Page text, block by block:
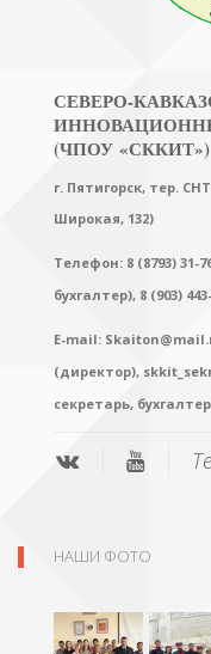
СЕВЕРО-
(ЧПОУ «СККИТ»)
г. Пятигорск, тер.
Широкая, 132)
Телефон: 8 (8793) 31-
бухгалтер), 8 (903)
E-mail:
(директор),
секретарь,
НАШИ ФОТО